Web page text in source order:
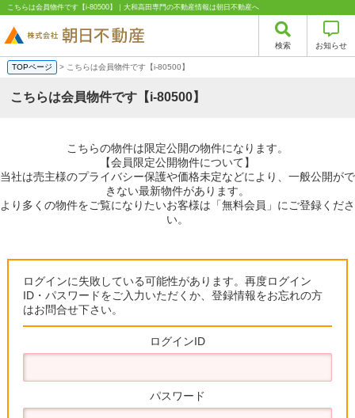
こちらは会員物件です【i-80500】｜大和高田専門の不動産情報は朝日不動産へ
検索 お知らせ
TOPページ > こちらは会員物件です【i-80500】
こちらは会員物件です【i-80500】
こちらの物件は限定公開の物件になります。
【会員限定公開物件について】
当社は売主様のプライバシー保護や価格未定などにより、一般公開がで
きない最新物件があります。
より多くの物件をご覧になりたいお客様は「無料会員」にご登録くださ
い。
ログインに失敗している可能性があります。再度ログイン
ID・パスワードをご入力いただくか、登録情報をお忘れの方
はお問合せ下さい。
ログインID
パスワード